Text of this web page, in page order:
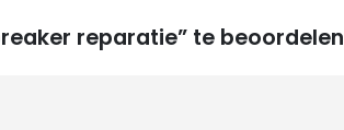
reparatie” te beoordelen